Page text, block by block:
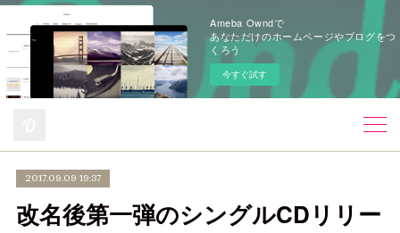
Ameba Owndで
あなただけのホームページやブログをつ
くろう
今すぐ試す
2017.09.09 19:37
改名後第一弾のシングルCDリリー